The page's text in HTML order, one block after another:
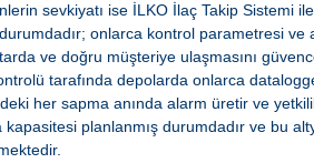
sevkiyatı ise İLKO İlaç Takip Sistemi
onlarca kontrol parametresi ve
ve doğru müşteriye ulaşmasını
tarafında depolarda onlarca
her sapma anında alarm üretir ve
kapasitesi planlanmış durumdadır ve bu